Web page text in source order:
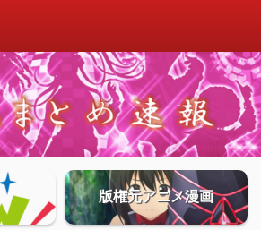
版権元アニメ漫画